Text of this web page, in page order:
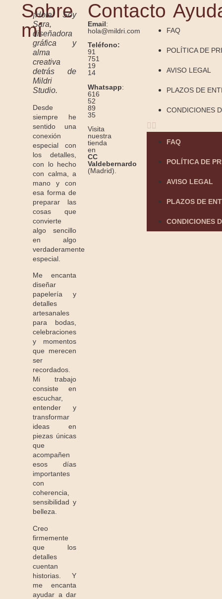
Sobre
mí
¡Hola! Soy
Sara,
diseñadora
gráfica y
alma
creativa
detrás de
Mildri
Studio.
Desde
siempre he
sentido una
conexión
especial con
los detalles,
con lo hecho
con calma, a
mano y con
esa forma de
preparar las
cosas que
convierte
algo sencillo
en algo
verdaderamente
especial.
Me encanta
diseñar
papelería y
detalles
artesanales
para bodas,
celebraciones
y momentos
que merecen
ser
recordados.
Mi trabajo
consiste en
escuchar,
entender y
transformar
ideas en
piezas únicas
que
acompañen
esos días
importantes
con
coherencia,
sensibilidad y
belleza.
Creo
firmemente
que los
detalles
cuentan
historias. Y
me encanta
ayudar a dar
Contacto
Email:
hola@mildri.com
Teléfono:
91
751
19
14
Whatsapp:
616
52
89
35
Visita
nuestra
tienda
en
CC
Valdebernardo
(Madrid).
FAQ
POLÍTICA DE
AVISO LEGAL
PLAZOS DE
CONDICIONES
FAQ
POLÍTICA DE
AVISO LEGAL
PLAZOS DE
CONDICIONES